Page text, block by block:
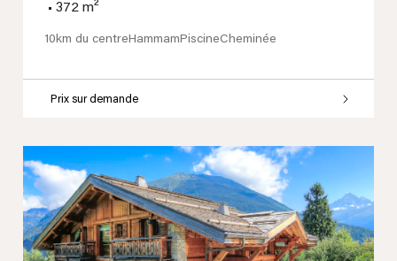
• 372 m²
10km du centreHammamPiscineCheminée
Prix sur demande